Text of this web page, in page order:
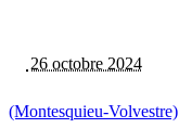
26 octobre 2024
(Montesquieu-Volvestre)